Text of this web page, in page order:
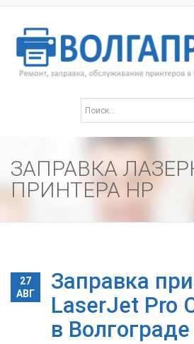
ЗАПРАВКА
ПРИНТЕРА HP
27
АВГ
Заправка
LaserJet Pro
в Волгограде